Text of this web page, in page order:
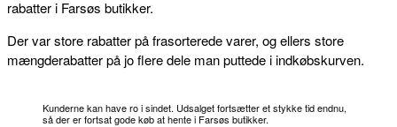
rabatter i Farsøs butikker.
Der var store rabatter på frasorterede varer, og ellers store
mængderabatter på jo flere dele man puttede i indkøbskurven.
Kunderne kan have ro i sindet. Udsalget fortsætter et stykke tid endnu,
så der er fortsat gode køb at hente i Farsøs butikker.